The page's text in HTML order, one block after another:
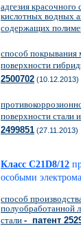
адгезия
кислотных водных
содержащих
способ покрывания
поверхности
2500702 (10.12.2013)
поверхности стали
2499851 (27.11.2013)
Класс C21D8/12
особыми
способ
полуобработанной
стали - патент